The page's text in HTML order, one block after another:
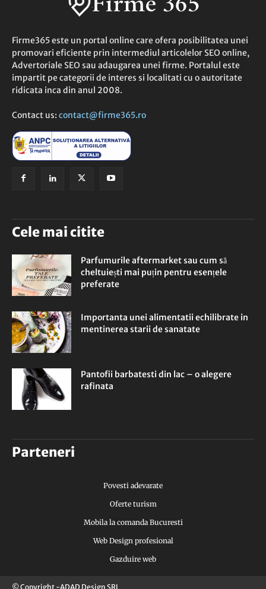
Firme365 este un portal online care ofera posibilitatea unei
promovari eficiente prin intermediul articolelor SEO online,
Advertoriale SEO sau adaugarea unei firme. Portalul este
impartit pe categorii de interes si localitati cu o autoritate
ridicata inca din anul 2008.
Contact us: contact@firme365.ro
Cele mai citite
Parfumurile aftermarket sau cum să
cheltuiești mai puțin pentru esențele
preferate
Importanta unei alimentatii echilibrate in
mentinerea starii de sanatate
Pantofii barbatesti din lac – o alegere
rafinata
Parteneri
Povesti adevarate
Oferte turism
Mobila la comanda Bucuresti
Web Design profesional
Gazduire web
© Copyright -ADAD Design SRL